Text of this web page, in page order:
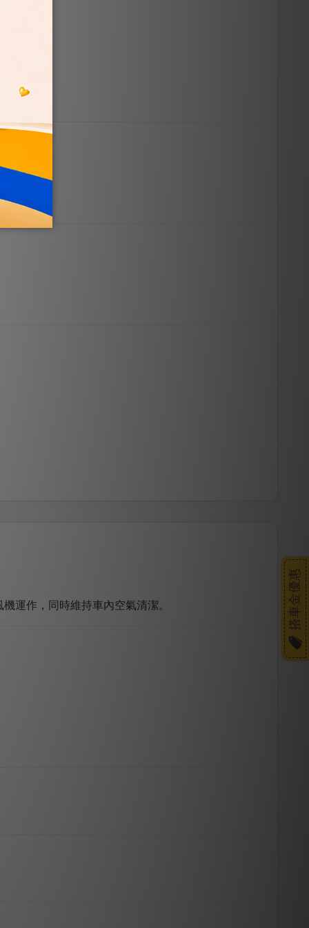
運作，同時維持車內空氣清潔。 搭車金優惠